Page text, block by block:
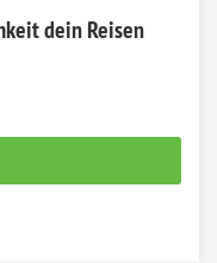
dein Reisen